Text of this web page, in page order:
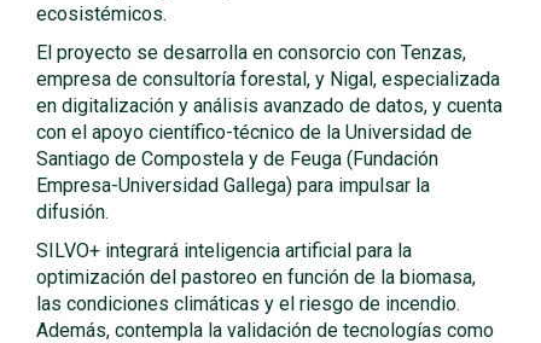
ecosistémicos.
El proyecto se desarrolla en consorcio con Tenzas,
empresa de consultoría forestal, y Nigal, especializada
en digitalización y análisis avanzado de datos, y cuenta
con el apoyo científico-técnico de la Universidad de
Santiago de Compostela y de Feuga (Fundación
Empresa-Universidad Gallega) para impulsar la
difusión.
SILVO+ integrará inteligencia artificial para la
optimización del pastoreo en función de la biomasa,
las condiciones climáticas y el riesgo de incendio.
Además, contempla la validación de tecnologías como